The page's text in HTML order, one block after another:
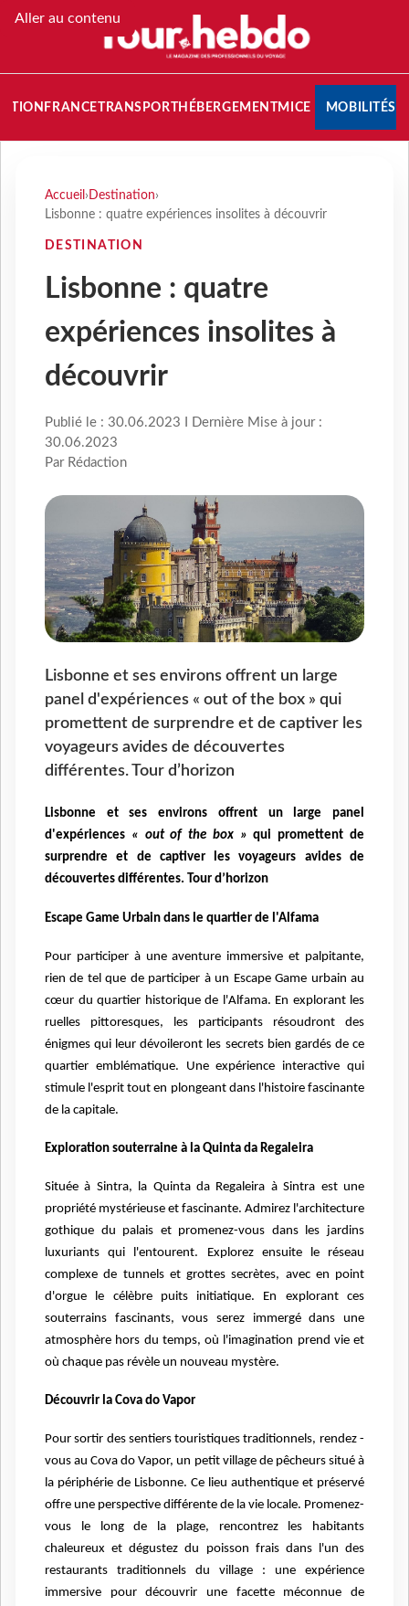
Aller au contenu
FRANCETRANSPORT HÉBERGEMENTMICE MOBILITÉS
Accueil › Destination›
Lisbonne : quatre expériences insolites à découvrir
DESTINATION
Lisbonne : quatre
expériences insolites à
découvrir
Publié le : 30.06.2023 I Dernière Mise à jour :
30.06.2023
Par Rédaction
Lisbonne et ses environs offrent un large
panel d'expériences « out of the box » qui
promettent de surprendre et de captiver les
voyageurs avides de découvertes
différentes. Tour d’horizon
Lisbonne et ses environs offrent un large panel
d'expériences « out of the box » qui promettent de
surprendre et de captiver les voyageurs avides de
découvertes différentes. Tour d’horizon
Escape Game Urbain dans le quartier de l'Alfama
Pour participer à une aventure immersive et palpitante,
rien de tel que de participer à un Escape Game urbain au
cœur du quartier historique de l'Alfama. En explorant les
ruelles pittoresques, les participants résoudront des
énigmes qui leur dévoileront les secrets bien gardés de ce
quartier emblématique. Une expérience interactive qui
stimule l'esprit tout en plongeant dans l'histoire fascinante
de la capitale.
Exploration souterraine à la Quinta da Regaleira
Située à Sintra, la Quinta da Regaleira à Sintra est une
propriété mystérieuse et fascinante. Admirez l'architecture
gothique du palais et promenez-vous dans les jardins
luxuriants qui l'entourent. Explorez ensuite le réseau
complexe de tunnels et grottes secrètes, avec en point
d'orgue le célèbre puits initiatique. En explorant ces
souterrains fascinants, vous serez immergé dans une
atmosphère hors du temps, où l'imagination prend vie et
où chaque pas révèle un nouveau mystère.
Découvrir la Cova do Vapor
Pour sortir des sentiers touristiques traditionnels, rendez -
vous au Cova do Vapor, un petit village de pêcheurs situé à
la périphérie de Lisbonne. Ce lieu authentique et préservé
offre une perspective différente de la vie locale. Promenez-
vous le long de la plage, rencontrez les habitants
chaleureux et dégustez du poisson frais dans l'un des
restaurants traditionnels du village : une expérience
immersive pour découvrir une facette méconnue de